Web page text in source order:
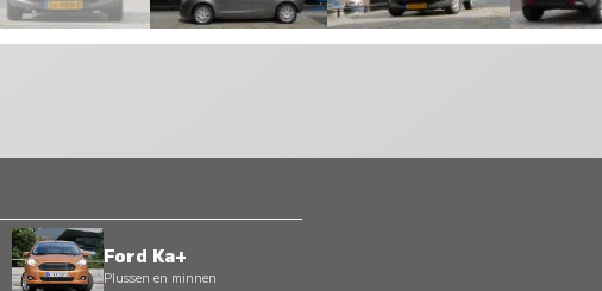
Ford Ka+
Plussen en minnen